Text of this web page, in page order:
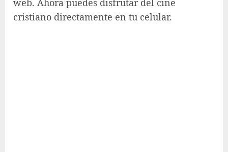
web. Ahora puedes disfrutar del cine
cristiano directamente en tu celular.